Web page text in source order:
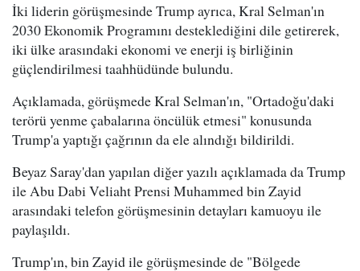
İki liderin görüşmesinde Trump ayrıca, Kral Selman'ın
2030 Ekonomik Programını desteklediğini dile getirerek,
iki ülke arasındaki ekonomi ve enerji iş birliğinin
güçlendirilmesi taahhüdünde bulundu.
Açıklamada, görüşmede Kral Selman'ın, "Ortadoğu'daki
terörü yenme çabalarına öncülük etmesi" konusunda
Trump'a yaptığı çağrının da ele alındığı bildirildi.
Beyaz Saray'dan yapılan diğer yazılı açıklamada da Trump
ile Abu Dabi Veliaht Prensi Muhammed bin Zayid
arasındaki telefon görüşmesinin detayları kamuoyu ile
paylaşıldı.
Trump'ın, bin Zayid ile görüşmesinde de "Bölgede